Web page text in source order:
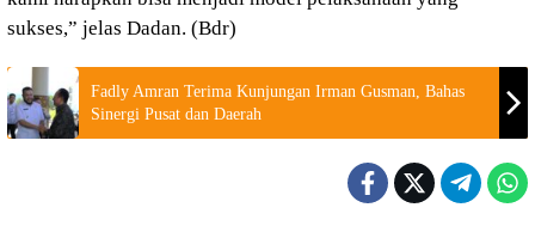
sukses,” jelas Dadan. (Bdr)
Fadly Amran Terima Kunjungan Irman Gusman, Bahas
Sinergi Pusat dan Daerah